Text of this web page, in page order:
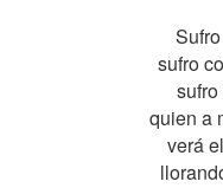
sufro
quien a
verá